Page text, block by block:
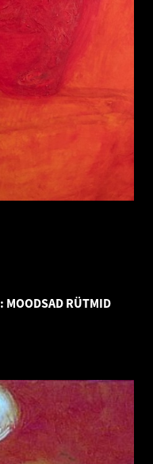
MOODSAD RÜTMID